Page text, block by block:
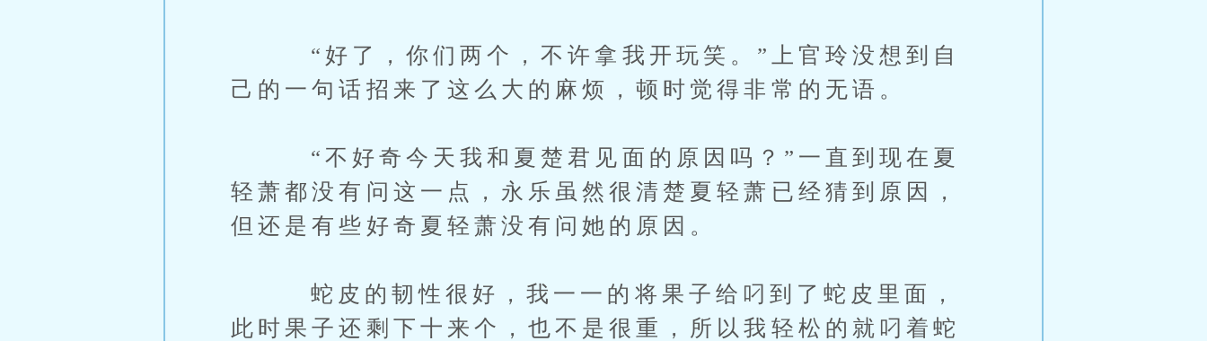
“好了，你们两个，不许拿我开玩笑。”上官玲没想到自
己的一句话招来了这么大的麻烦，顿时觉得非常的无语。
“不好奇今天我和夏楚君见面的原因吗？”一直到现在夏
轻萧都没有问这一点，永乐虽然很清楚夏轻萧已经猜到原因，
但还是有些好奇夏轻萧没有问她的原因。
蛇皮的韧性很好，我一一的将果子给叼到了蛇皮里面，
此时果子还剩下十来个，也不是很重，所以我轻松的就叼着蛇